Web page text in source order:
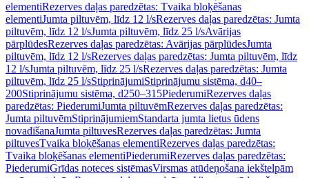
elementiRezerves daļas paredzētas: Tvaika bloķēšanas
elementiJumta piltuvēm, līdz 12 l/sRezerves daļas paredzētas: Jumta
piltuvēm, līdz 12 l/sJumta piltuvēm, līdz 25 l/sAvārijas
pārplūdesRezerves daļas paredzētas: Avārijas pārplūdesJumta
piltuvēm, līdz 12 l/sRezerves daļas paredzētas: Jumta piltuvēm, līdz
12 l/sJumta piltuvēm, līdz 25 l/sRezerves daļas paredzētas: Jumta
piltuvēm, līdz 25 l/sStiprinājumiStiprinājumu sistēma, d40–
200Stiprinājumu sistēma, d250–315PiederumiRezerves daļas
paredzētas: PiederumiJumta piltuvēmRezerves daļas paredzētas:
Jumta piltuvēmStiprinājumiemStandarta jumta lietus ūdens
novadīšanaJumta piltuvesRezerves daļas paredzētas: Jumta
piltuvesTvaika bloķēšanas elementiRezerves daļas paredzētas:
Tvaika bloķēšanas elementiPiederumiRezerves daļas paredzētas:
PiederumiGrīdas noteces sistēmasVirsmas atūdeņošana iekštelpām